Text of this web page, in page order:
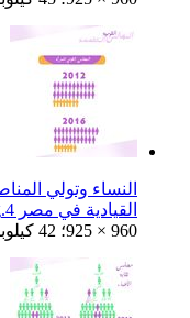
النساء وتولي
القيادية في مصر 4.jpg
925 × 960؛ 42 كيلوبايت